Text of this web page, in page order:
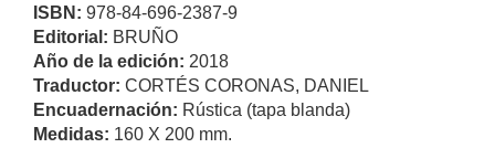
ISBN: 978-84-696-2387-9
Editorial: BRUÑO
Año de la edición: 2018
Traductor: CORTÉS CORONAS, DANIEL
Encuadernación: Rústica (tapa blanda)
Medidas: 160 X 200 mm.